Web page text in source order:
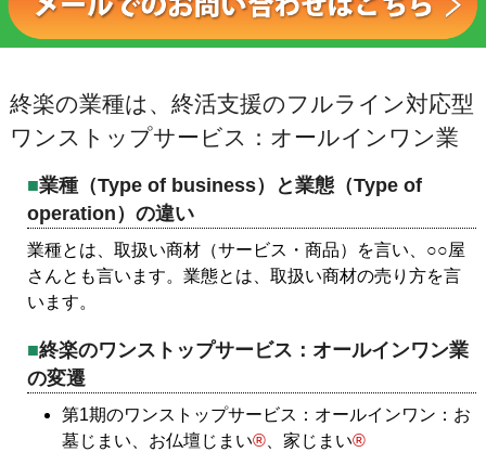
終楽の業種は、終活支援のフルライン対応型
ワンストップサービス：オールインワン業
業種（Type of business）と業態（Type of
operation）の違い
業種とは、取扱い商材（サービス・商品）を言い、○○屋
さんとも言います。業態とは、取扱い商材の売り方を言
います。
終楽のワンストップサービス：オールインワン業
の変遷
第1期のワンストップサービス：オールインワン：お
墓じまい、お仏壇じまい®、家じまい®